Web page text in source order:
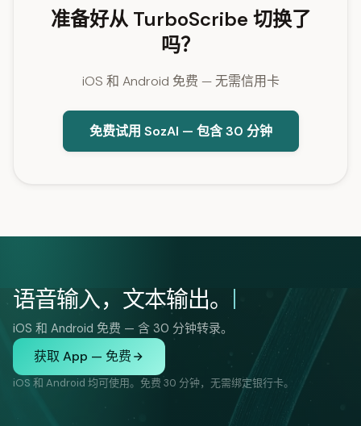
准备好从 TurboScribe 切换了
吗？
iOS 和 Android 免费 — 无需信用卡
免费试用 SozAI — 包含 30 分钟
语音输入，文本输出。
iOS 和 Android 免费 — 含 30 分钟转录。
获取 App — 免费
iOS 和 Android 均可使用。免费 30 分钟，无需绑定银行卡。